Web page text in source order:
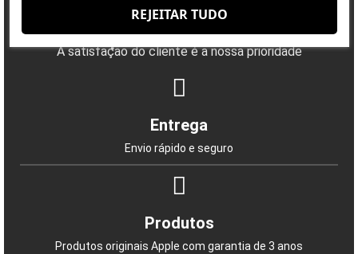
Porquê escolher-nos?
A satisfação do cliente é a nossa prioridade
Entrega
Envio rápido e seguro
Produtos
Produtos originais Apple com garantia de 3 anos
REJEITAR TUDO